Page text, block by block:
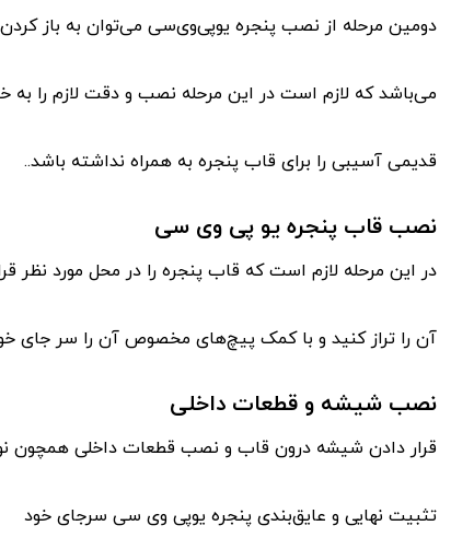
دومین مرحله از نصب پنجره یوپی‌وی‌سی می‌توان به باز
می‌باشد که لازم است در این مرحله نصب و دقت لازم را به
قدیمی آسیبی را برای قاب پنجره به همراه نداشته باشد..
نصب قاب پنجره یو پی وی سی
در این مرحله لازم است که قاب پنجره را در محل مورد نظر
آن را تراز کنید و با کمک پیچ‌های مخصوص آن را سر جای
نصب شیشه و قطعات داخلی
قرار دادن شیشه درون قاب و نصب قطعات داخلی همچون
تثبیت نهایی و عایق‌بندی پنجره یوپی وی سی سرجای خود